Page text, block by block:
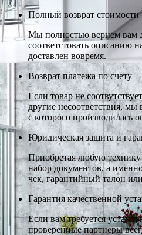
Полный возврат стоимости
Мы полностью вернем вам
соответстовать описанию
доставлен вовремя.
Возврат платежа по счету
Если товар не
другие несоответствия, мы
с которого производилась
Юридическая защита и
Приобретая любую
набор документов, а
чек, гарантийный талон
Гарантия качественной
Если вам требуется
проверенные партнеры